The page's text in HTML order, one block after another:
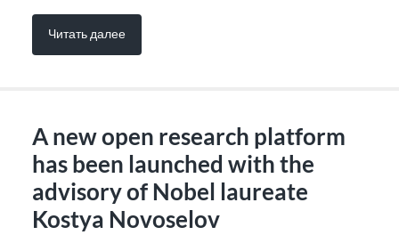
Читать далее
A new open research platform
has been launched with the
advisory of Nobel laureate
Kostya Novoselov